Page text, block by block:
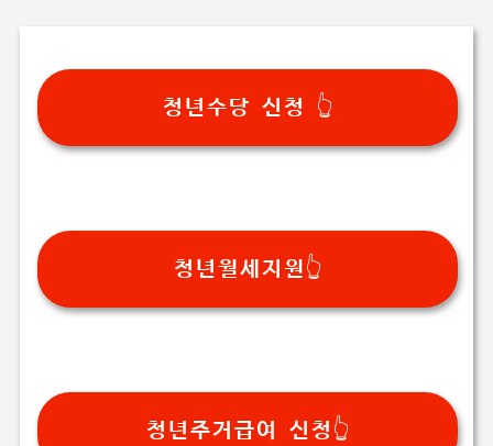
청년수당 신청 👆
청년월세지원👆
청년주거급여 신청👆